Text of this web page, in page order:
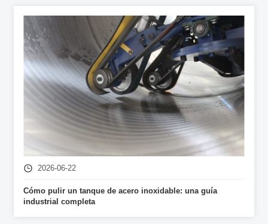
2026-06-22
Cómo pulir un tanque de acero inoxidable: una guía
industrial completa